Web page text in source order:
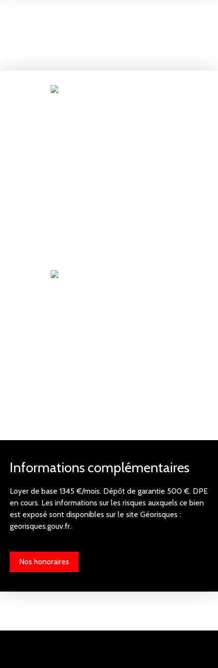
Informations complémentaires
Loyer de base 1345 €/mois. Dépôt de garantie 500 €. DPE
en cours. Les informations sur les risques auxquels ce bien
est exposé sont disponibles sur le site Géorisques :
georisques.gouv.fr.
Nos honoraires